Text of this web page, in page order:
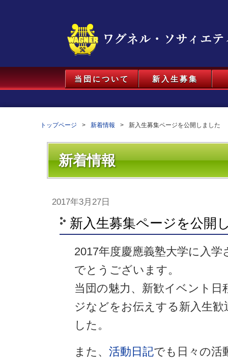
当団について 新入生募集
トップページ 新着情報 新入生募集ページを公開しました
新着情報
2017年3月27日
新入生募集ページを公開
2017年度慶應義塾大学に入
でとうございます。
当団の魅力、新歓イベント
ジなどをお伝えする新入生
した。
また、 活動日記でも日々の活